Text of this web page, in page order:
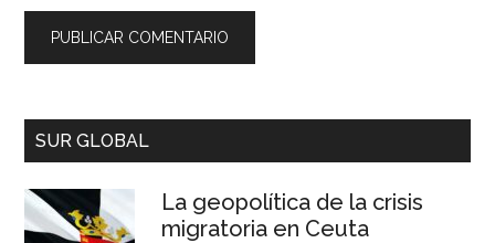
SUR GLOBAL
La geopolítica de la crisis
migratoria en Ceuta